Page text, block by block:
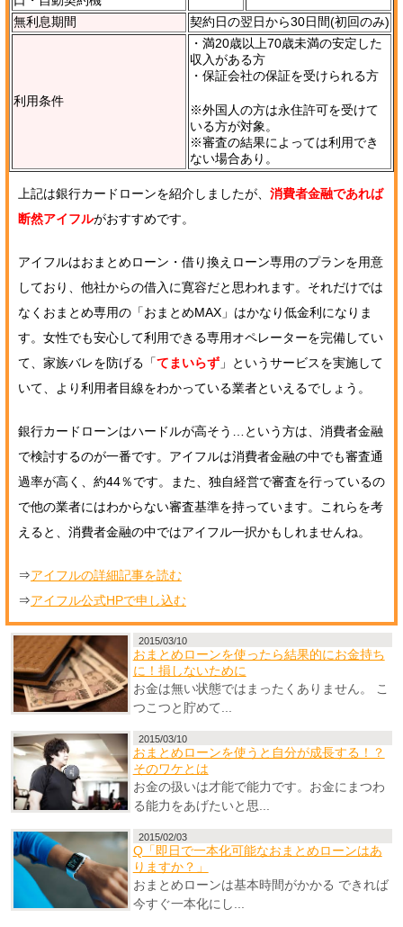
無利息期間
契約日の翌日から30日間(初回のみ)
利用条件
・満20歳以上70歳未満の安定した
収入がある方
・保証会社の保証を受けられる方
※外国人の方は永住許可を受けて
いる方が対象。
※審査の結果によっては利用でき
ない場合あり。
上記は銀行カードローンを紹介しましたが、 消費者金融であれば
断然アイフルがおすすめです。
アイフルはおまとめローン・借り換えローン専用のプランを用意
しており、他社からの借入に寛容だと思われます。それだけでは
なくおまとめ専用の「おまとめMAX」はかなり低金利になりま
す。女性でも安心して利用できる専用オペレーターを完備してい
て、家族バレを防げる「てまいらず 」というサービスを実施して
いて、より利用者目線をわかっている業者といえるでしょう。
銀行カードローンはハードルが高そう…という方は、消費者金融
で検討するのが一番です。アイフルは消費者金融の中でも審査通
過率が高く、約44％です。また、独自経営で審査を行っているの
で他の業者にはわからない審査基準を持っています。これらを考
えると、消費者金融の中ではアイフル一択かもしれませんね。
⇒アイフルの詳細記事を読む
⇒アイフル公式HPで申し込む
2015/03/10
おまとめローンを使ったら結果的にお金持ち
に！損しないために
お金は無い状態ではまったくありません。 こ
つこつと貯めて...
2015/03/10
おまとめローンを使うと自分が成長する！？
そのワケとは
お金の扱いは才能で能力です。お金にまつわ
る能力をあげたいと思...
2015/02/03
Q「即日で一本化可能なおまとめローンはあ
りますか？」
おまとめローンは基本時間がかかる できれば
今すぐ一本化にし...